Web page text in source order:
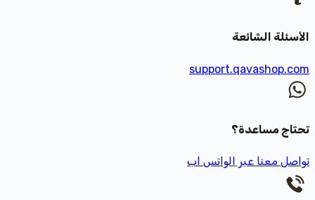
الأسئلة الشائعة
support.qavashop.com
تحتاج مساعدة؟
تواصل معنا عبر الواتس اب